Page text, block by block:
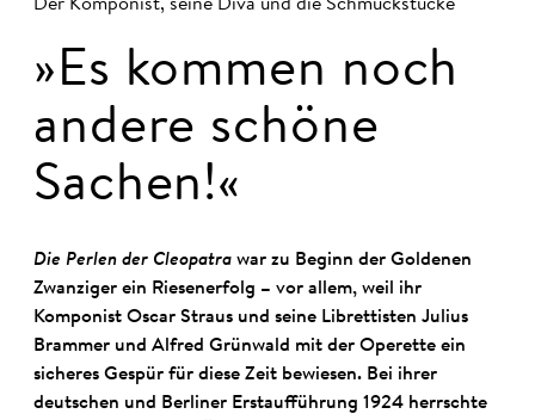
Der Komponist, seine Diva und die Schmuckstücke
»Es kommen noch
andere schöne
Sachen!«
Die Perlen der Cleopatra war zu Beginn der Goldenen
Zwanziger ein Riesenerfolg – vor allem, weil ihr
Komponist Oscar Straus und seine Librettisten Julius
Brammer und Alfred Grünwald mit der Operette ein
sicheres Gespür für diese Zeit bewiesen. Bei ihrer
deutschen und Berliner Erstaufführung 1924 herrschte